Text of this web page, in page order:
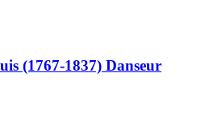
(1767-1837) Danseur